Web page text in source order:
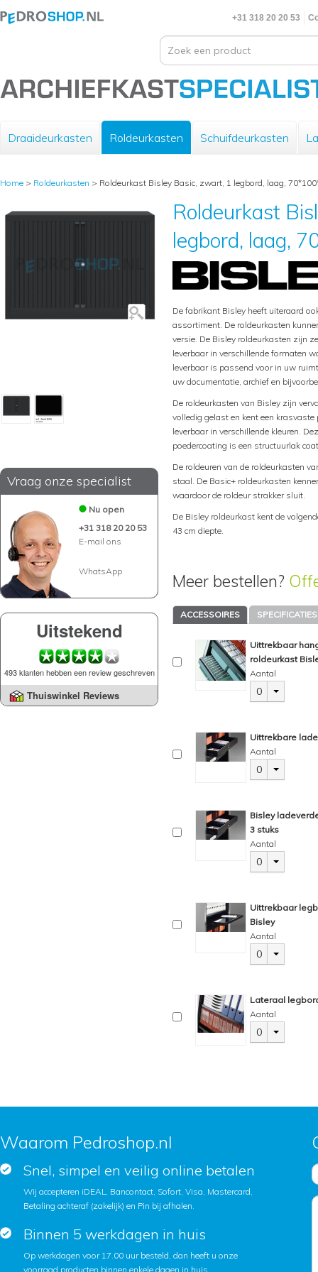
+31 318 20 20 53
Draaideurkasten Roldeurkasten Schuifdeurkasten
Home > Roldeurkasten > Roldeurkast Bisley Basic, zwart, 1 legbord, laag,
Vraag onze specialist
Nu open
+31 318 20 20 53
E-mail ons
WhatsApp
Uitstekend
493 klanten hebben een review geschreven
Thuiswinkel Reviews
Roldeurkast
legbord, laag,
De fabrikant Bisley heeft uiteraard
assortiment. De roldeurkasten
versie. De Bisley roldeurkasten zijn
leverbaar in verschillende formaten
leverbaar is passend voor in uw
uw documentatie, archief en
De roldeurkasten van Bisley zijn
volledig gelast en kent een
leverbaar in verschillende kleuren.
poedercoating is een structuurlak
De roldeuren van de roldeurkasten
staal. De Basic+ roldeurkasten
waardoor de roldeur strakker sluit.
De Bisley roldeurkast kent de
43 cm diepte.
Meer bestellen?
ACCESSOIRES SPECIFICATIES
Uittrekbaar
roldeurkast
Aantal
0
Uittrekbare
Aantal
0
Bisley
3 stuks
Aantal
0
Uittrekbaar
Bisley
Aantal
0
Lateraal
Aantal
0
Waarom Pedroshop.nl
Snel, simpel en veilig online betalen
Wij accepteren iDEAL, Bancontact, Sofort, Visa, Mastercard,
Betaling achteraf (zakelijk) en Pin bij afhalen.
Binnen 5 werkdagen in huis
Op werkdagen voor 17.00 uur besteld, dan heeft u onze
voorraad producten binnen enkele dagen in huis.